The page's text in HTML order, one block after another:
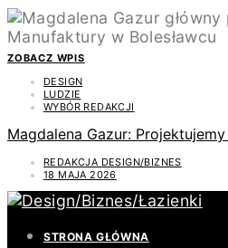
ZOBACZ WPIS
DESIGN
LUDZIE
WYBÓR REDAKCJI
Magdalena Gazur:
REDAKCJA DESIGN/BIZNES
18 MAJA 2026
STRONA GŁÓWNA